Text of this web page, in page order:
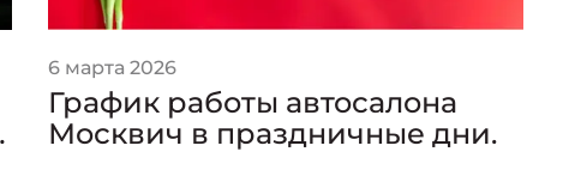
6 марта 2026
График работы автосалона
Москвич в праздничные дни.